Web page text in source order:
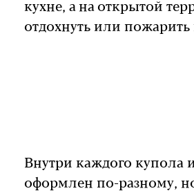
кухне, а на открытой
отдохнуть или пожарить
Внутри каждого купола
оформлен по-разному, но